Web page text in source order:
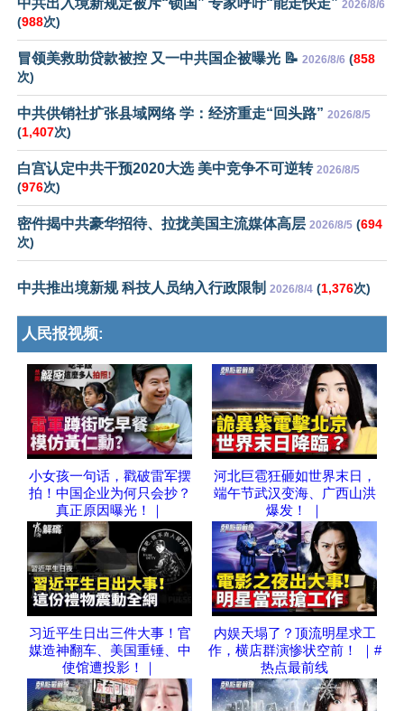
中共出入境新规定被斥“锁国” 专家呼吁“能走快走” 2026/8/6
(988次)
冒领美救助贷款被控 又一中共国企被曝光 📝 2026/8/6 (858
次)
中共供销社扩张县域网络 学：经济重走“回头路” 2026/8/5
(1,407次)
白宫认定中共干预2020大选 美中竞争不可逆转 2026/8/5
(976次)
密件揭中共豪华招待、拉拢美国主流媒体高层 2026/8/5 (694
次)
中共推出境新规 科技人员纳入行政限制 2026/8/4 (1,376次)
人民报视频:
小女孩一句话，戳破雷军摆
拍！中国企业为何只会抄？
真正原因曝光！｜
河北巨雹狂砸如世界末日，
端午节武汉变海、广西山洪
爆发！ ｜
习近平生日出三件大事！官
媒造神翻车、美国重锤、中
使馆遭投影！｜
内娱天塌了？顶流明星求工
作，横店群演惨状空前！ ｜#
热点最前线